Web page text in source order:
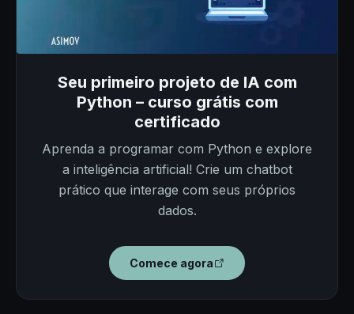
Seu primeiro projeto de IA com
Python – curso grátis com
certificado
Aprenda a programar com Python e explore
a inteligência artificial! Crie um chatbot
prático que interage com seus próprios
dados.
Comece agora